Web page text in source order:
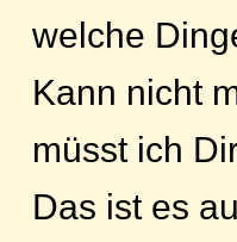
welche
Kann nicht
müsst ich
Das ist es